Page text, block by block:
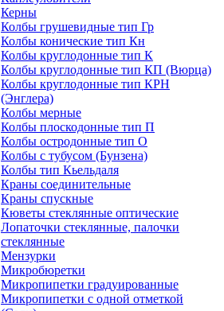
Керны
Колбы грушевидные тип Гр
Колбы конические тип Кн
Колбы круглодонные тип К
Колбы круглодонные тип КП (Вюрца)
Колбы круглодонные тип КРН
(Энглера)
Колбы мерные
Колбы плоскодонные тип П
Колбы остродонные тип О
Колбы с тубусом (Бунзена)
Колбы тип Кьельдаля
Краны соединительные
Краны спускные
Кюветы стеклянные оптические
Лопаточки стеклянные, палочки
стеклянные
Мензурки
Микробюретки
Микропипетки градуированные
Микропипетки с одной отметкой